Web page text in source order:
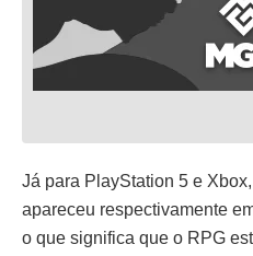
Já para PlayStation 5 e
apareceu respectivamente
o que significa que o RPG